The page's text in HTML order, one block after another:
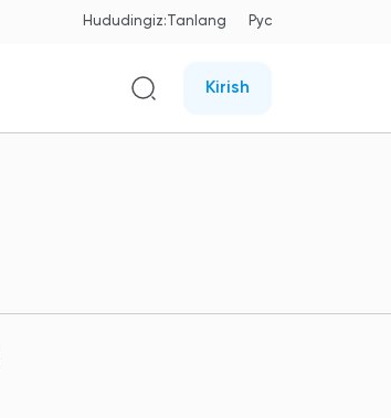
Hududingiz:Tanlang Рус
Kirish